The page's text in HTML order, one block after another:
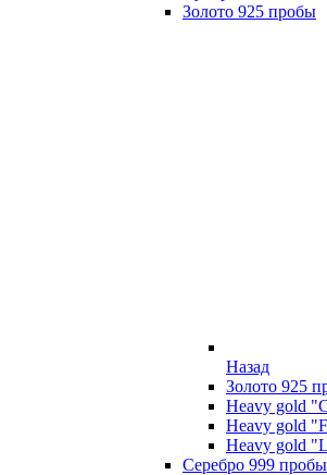
Золото 925 пробы
Назад
Золото 925
Heavy gold
Heavy gold
Heavy gold
Серебро 999 пробы